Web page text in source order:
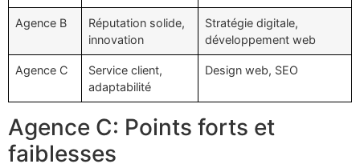
Agence B
Réputation solide,
innovation
Stratégie digitale,
développement web
Agence C
Service client,
adaptabilité
Design web, SEO
Agence C: Points forts et
faiblesses